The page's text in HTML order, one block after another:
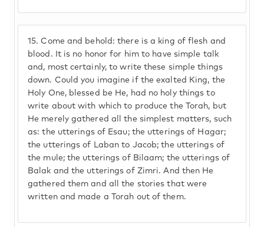
15. Come and behold: there is a king of flesh and
blood. It is no honor for him to have simple talk
and, most certainly, to write these simple things
down. Could you imagine if the exalted King, the
Holy One, blessed be He, had no holy things to
write about with which to produce the Torah, but
He merely gathered all the simplest matters, such
as: the utterings of Esau; the utterings of Hagar;
the utterings of Laban to Jacob; the utterings of
the mule; the utterings of Bilaam; the utterings of
Balak and the utterings of Zimri. And then He
gathered them and all the stories that were
written and made a Torah out of them.